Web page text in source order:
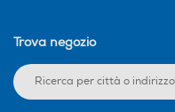
Trova negozio